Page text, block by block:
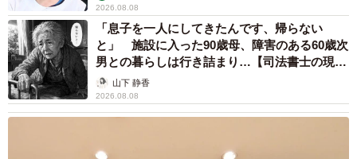
2026.08.08
「息子を一人にしてきたんです、帰らない
と」 施設に入った90歳母、障害のある60歳次
男との暮らしは行き詰まり…【司法書士の現場
から】山下 静香
2026.08.08